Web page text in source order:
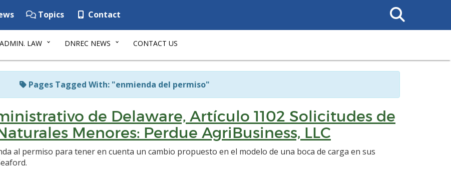
Topics Contact
Search
This
ADMIN. LAW DNREC NEWS CONTACT US
Pages Tagged With: "enmienda del permiso"
de Delaware, Artículo 1102 Solicitudes de
Menores: Perdue AgriBusiness, LLC
al permiso para tener en cuenta un cambio propuesto en el modelo de una boca de carga en sus